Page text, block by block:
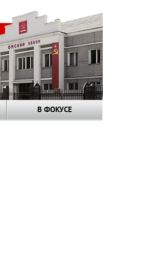
В ФОКУСЕ